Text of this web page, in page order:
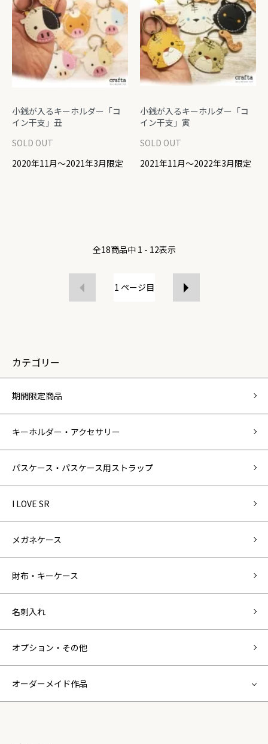
小銭が入るキーホルダー「コ
イン干支」丑
SOLD OUT
2020年11月～2021年3月限定
小銭が入るキーホルダー「コ
イン干支」寅
SOLD OUT
2021年11月～2022年3月限定
全18商品中 1 - 12表示
1 ページ目
カテゴリー
期間限定商品
キーホルダー・アクセサリー
パスケース・パスケース用ストラップ
I LOVE SR
メガネケース
財布・キーケース
名刺入れ
オプション・その他
オーダーメイド作品